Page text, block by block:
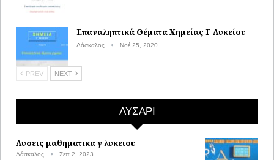
Επαναληπτικά Θέματα Χημείας Γ Λυκείου
Δάσκαλος Νοέ 25, 2020
PREV NEXT
ΛΥΣΑΡΙ
Λυσεις μαθηματικα γ λυκειου
Δάσκαλος Σεπ 2, 2023